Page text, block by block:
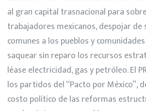
al gran capital trasnacional para
trabajadores mexicanos, despojar de
comunes a los pueblos y
saquear sin reparo los recursos
léase electricidad, gas y petróleo. El
los partidos del “Pacto por México”,
costo político de las reformas